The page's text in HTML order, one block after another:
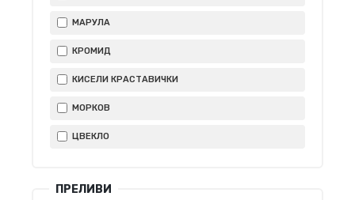
МАРУЛА
КРОМИД
КИСЕЛИ КРАСТАВИЧКИ
МОРКОВ
ЦВЕКЛО
ПРЕЛИВИ